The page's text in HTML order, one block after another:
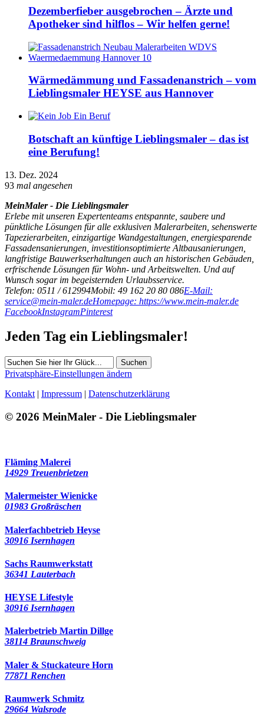
Dezemberfieber ausgebrochen – Ärzte und
Apotheker sind hilflos – Wir helfen gerne!
Wärmedämmung und Fassadenanstrich – vom
Lieblingsmaler HEYSE aus Hannover
Botschaft an künftige Lieblingsmaler – das ist
eine Berufung!
13. Dez. 2024
93 mal angesehen
MeinMaler - Die Lieblingsmaler
Erlebe mit unseren Expertenteams entspannte, saubere und
pünktliche Lösungen für alle exklusiven Malerarbeiten, sehenswerte
Tapezierarbeiten, einzigartige Wandgestaltungen, energiesparende
Fassadensanierungen, investitionsoptimierte Altbausanierungen,
langfristige Bauwerkserhaltungen auch an historischen Gebäuden,
erfrischende Lösungen für Wohn- und Arbeitswelten. Und auf
Wunsch sogar im begeisternden Urlaubsservice.
Telefon: 0511 / 612994Mobil: 49 162 20 80 086E-Mail:
service@mein-maler.deHomepage: https://www.mein-maler.de
FacebookInstagramPinterest
Jeden Tag ein Lieblingsmaler!
Suchen
Privatsphäre-Einstellungen ändern
Kontakt | Impressum | Datenschutzerklärung
© 2026 MeinMaler - Die Lieblingsmaler
Fläming Malerei
14929 Treuenbrietzen
Malermeister Wienicke
01983 Großräschen
Malerfachbetrieb Heyse
30916 Isernhagen
Sachs Raumwerkstatt
36341 Lauterbach
HEYSE Lifestyle
30916 Isernhagen
Malerbetrieb Martin Dillge
38114 Braunschweig
Maler & Stuckateure Horn
77871 Renchen
Raumwerk Schmitz
29664 Walsrode